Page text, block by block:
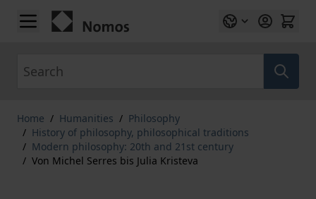
Skip to Content
Home / Humanities / Philosophy
/ History of philosophy, philosophical traditions
/ Modern philosophy: 20th and 21st century
/ Von Michel Serres bis Julia Kristeva